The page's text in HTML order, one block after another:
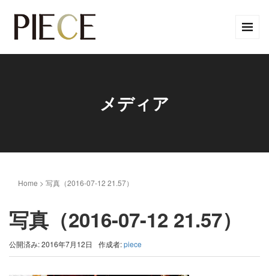
メディア
Home > 写真（2016-07-12 21.57）
写真（2016-07-12 21.57）
公開済み: 2016年7月12日 作成者:piece